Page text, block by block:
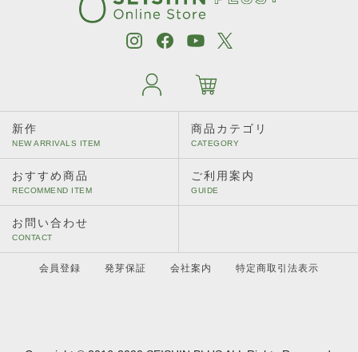
新作 商品カテゴリ
おすすめ商品 ご利用案内
お問い合わせ
会員登録 発芽保証 会社案内 特定商取引法表示